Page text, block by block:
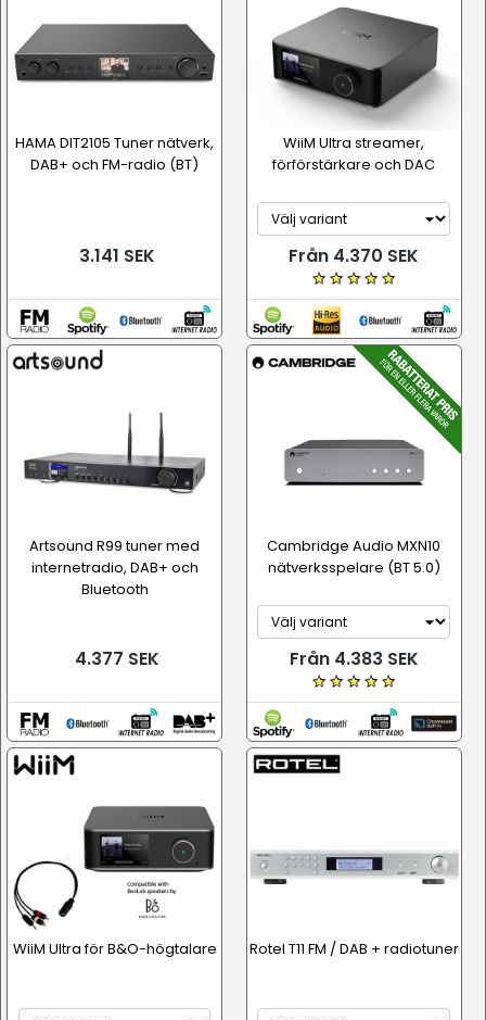
HAMA DIT2105 Tuner nätverk,
DAB+ och FM-radio (BT)
3.141 SEK
WiiM Ultra streamer,
förförstärkare och DAC
Från 4.370 SEK
Artsound R99 tuner med
internetradio, DAB+ och
Bluetooth
4.377 SEK
Cambridge Audio MXN10
nätverksspelare (BT 5.0)
Från 4.383 SEK
WiiM Ultra för B&O-högtalare Rotel T11 FM / DAB + radiotuner